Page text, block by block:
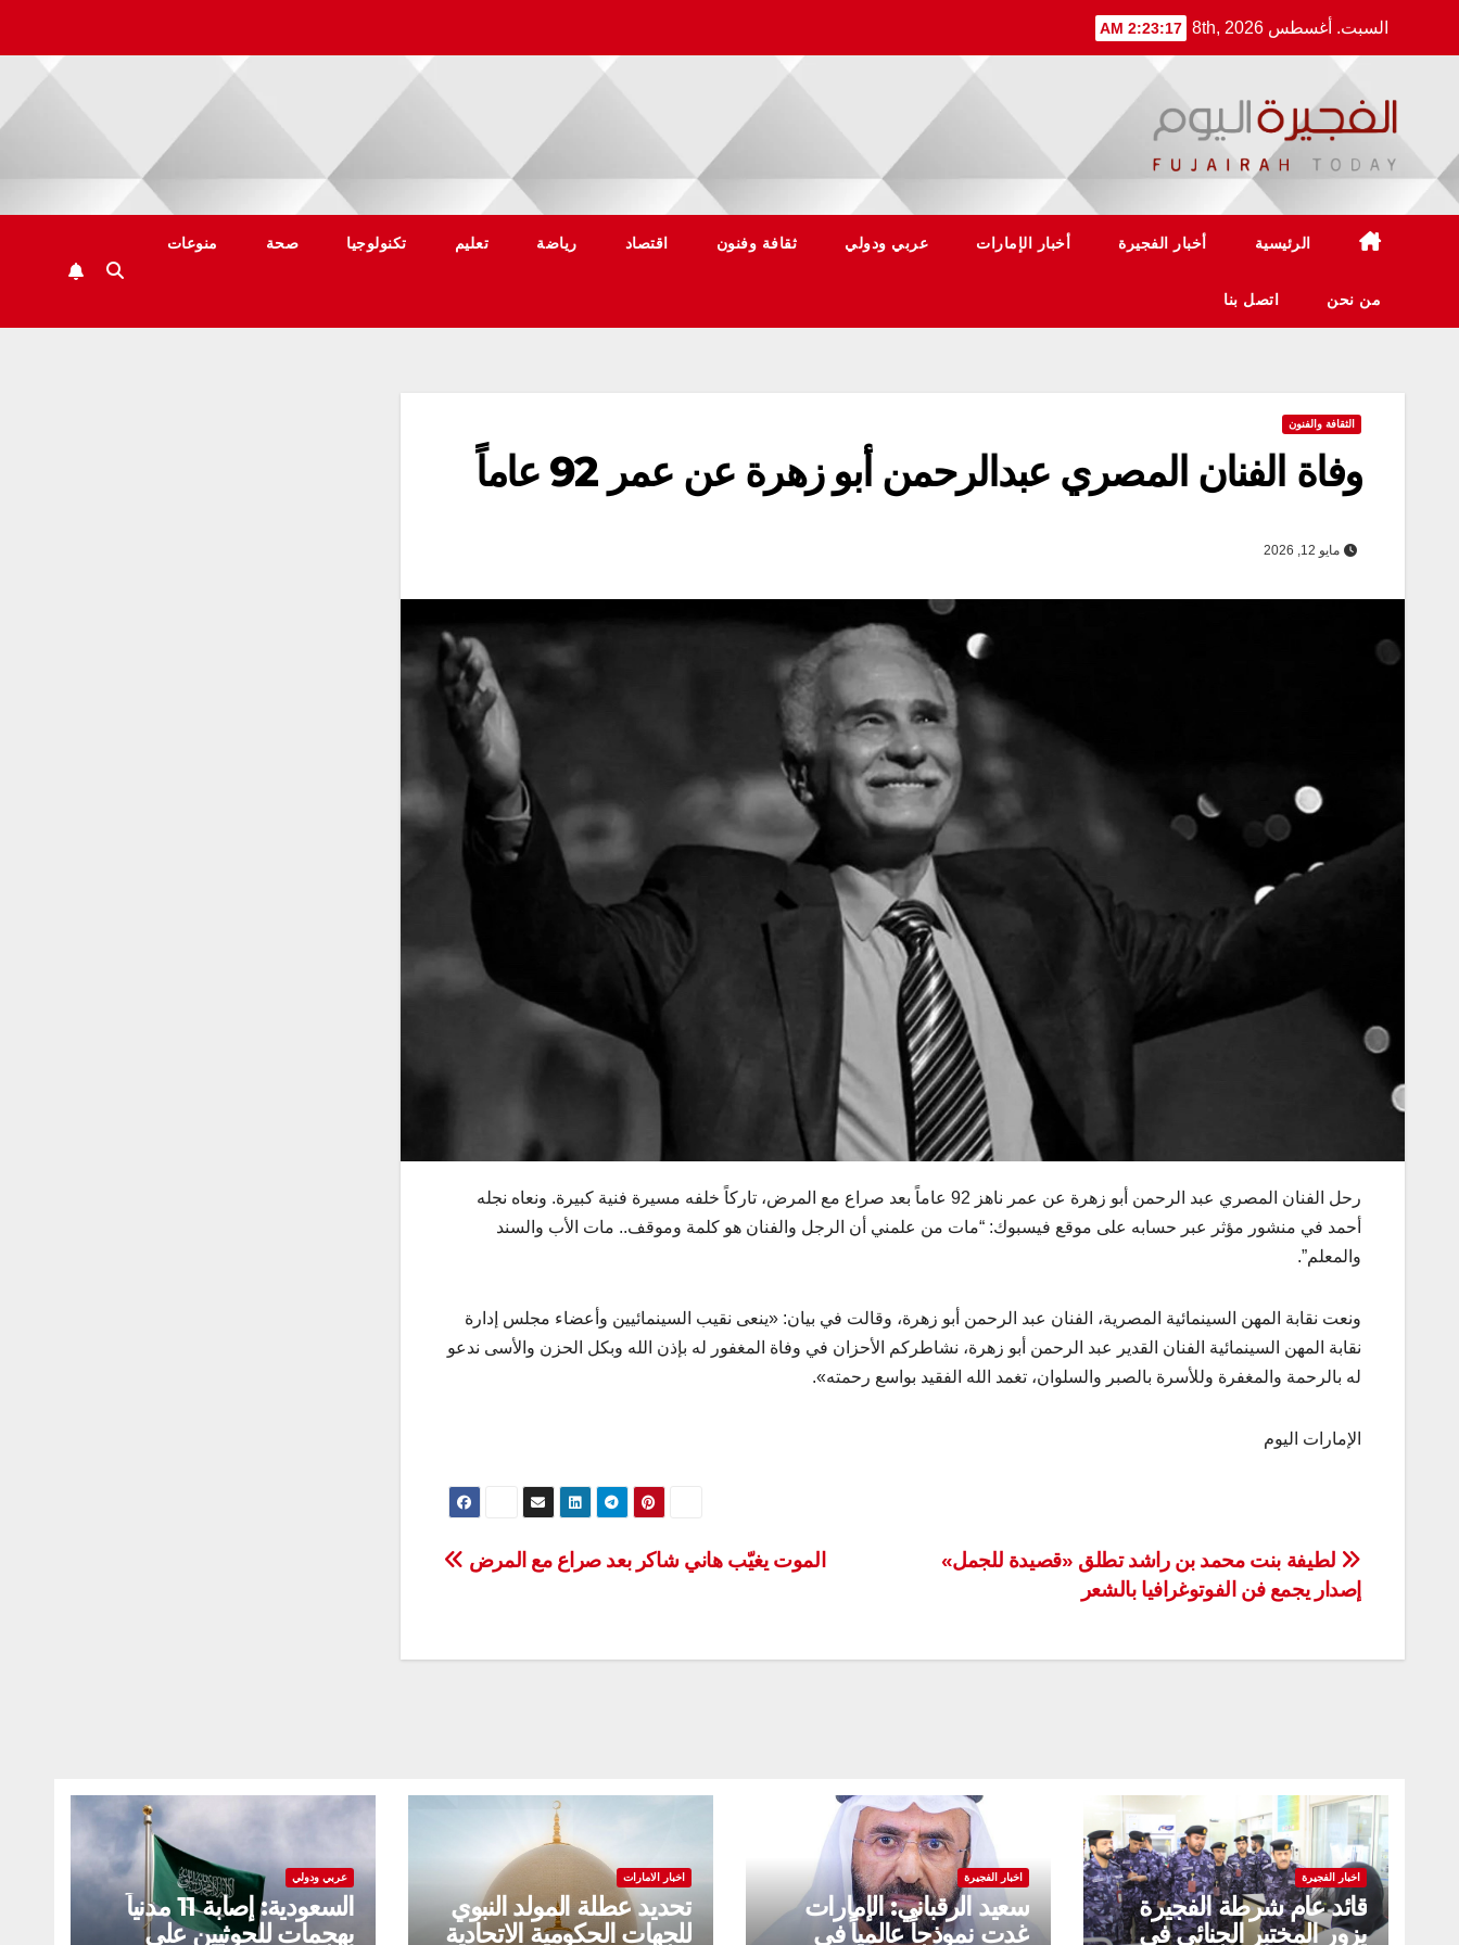
السبت. أغسطس 8th, 2026 2:23:17 AM
الرئيسية أخبار الفجيرة أخبار الإمارات عربي ودولي ثقافة وفنون اقتصاد رياضة تعليم تكنولوجيا صحة منوعات
من نحن اتصل بنا
الثقافة والفنون
وفاة الفنان المصري عبدالرحمن أبو زهرة عن عمر 92 عاماً
مايو 12, 2026
رحل الفنان المصري عبد الرحمن أبو زهرة عن عمر ناهز 92 عاماً بعد صراع مع المرض، تاركاً خلفه مسيرة فنية كبيرة. ونعاه نجله
أحمد في منشور مؤثر عبر حسابه على موقع فيسبوك: “مات من علمني أن الرجل والفنان هو كلمة وموقف.. مات الأب والسند
والمعلم”.
ونعت نقابة المهن السينمائية المصرية، الفنان عبد الرحمن أبو زهرة، وقالت في بيان: «ينعى نقيب السينمائيين وأعضاء مجلس إدارة
نقابة المهن السينمائية الفنان القدير عبد الرحمن أبو زهرة، نشاطركم الأحزان في وفاة المغفور له بإذن الله وبكل الحزن والأسى ندعو
له بالرحمة والمغفرة وللأسرة بالصبر والسلوان، تغمد الله الفقيد بواسع رحمته».
الإمارات اليوم
تصفّح
المقالات
الموت يغيّب هاني شاكر بعد صراع مع المرض
لطيفة بنت محمد بن راشد تطلق «قصيدة للجمل»
إصدار يجمع فن الفوتوغرافيا بالشعر
اخبار الفجيرة
قائد عام شرطة الفجيرة
يزور المختبر الجنائي في
اخبار الفجيرة
سعيد الرقباني: الإمارات
غدت نموذجاً عالمياً في
اخبار الامارات
تحديد عطلة المولد النبوي
للجهات الحكومية الاتحادية
عربي ودولي
السعودية: إصابة 11 مدنياً
بهجمات للحوثيين على